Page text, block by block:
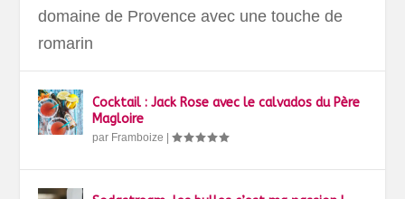
domaine de Provence avec une touche de
romarin
Cocktail : Jack Rose avec le calvados du Père
Magloire
par Framboize |